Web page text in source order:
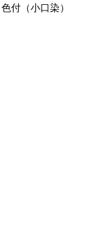
付（小口染）